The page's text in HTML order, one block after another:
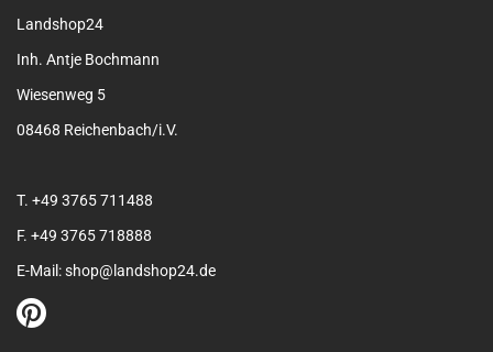
Landshop24
Inh. Antje Bochmann
Wiesenweg 5
08468 Reichenbach/i.V.
T. +49 3765 711488
F. +49 3765 718888
E-Mail: shop@landshop24.de